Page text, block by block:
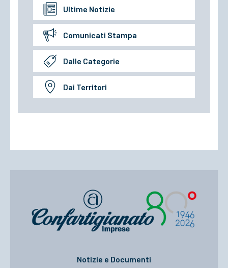
Ultime Notizie
Comunicati Stampa
Dalle Categorie
Dai Territori
Notizie e Documenti